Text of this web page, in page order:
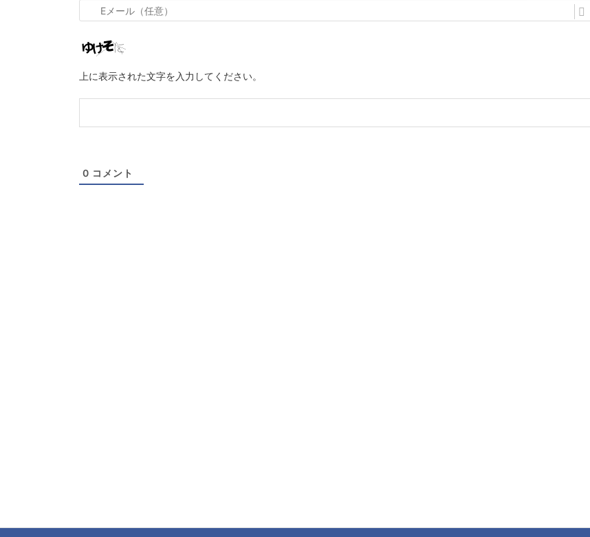
*
メ
ー
ル
意）
上に表示された文字を入力してください。
0 コメント